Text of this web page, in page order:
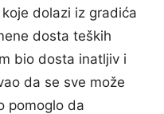
dolazi iz gradića
dosta teških
bio dosta inatljiv i
da se sve može
pomoglo da